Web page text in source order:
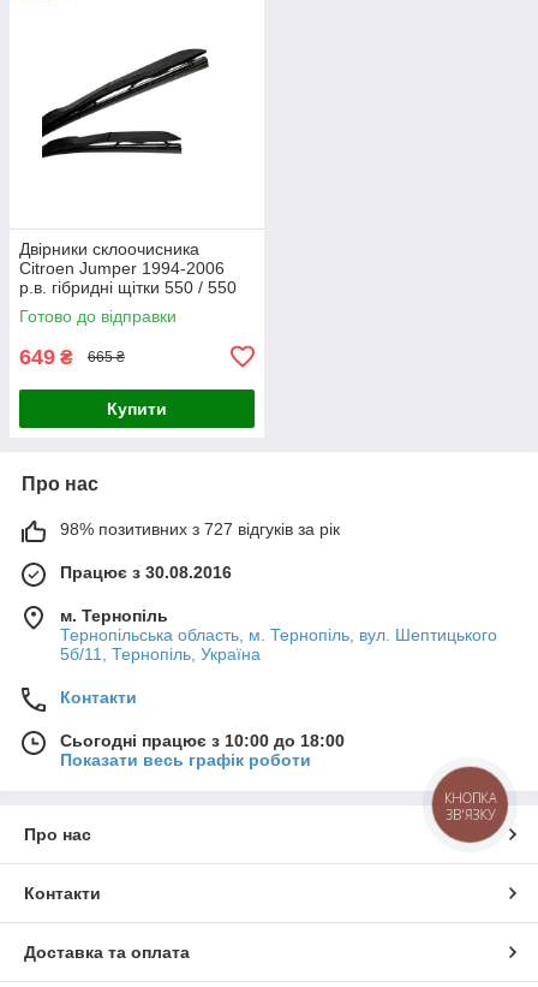
Двірники склоочисника
Citroen Jumper 1994-2006
р.в. гібридні щітки 550 / 550
мм. Armer (комплект 2 шт.)
Готово до відправки
649 ₴ 665 ₴
Купити
Про нас
98% позитивних з 727 відгуків за рік
Працює з 30.08.2016
м. Тернопіль
Тернопільська область, м. Тернопіль, вул. Шептицького
5б/11, Тернопіль, Україна
Контакти
Сьогодні працює з 10:00 до 18:00
Показати весь графік роботи
Про нас
Контакти
Доставка та оплата
КНОПКА
ЗВ'ЯЗКУ